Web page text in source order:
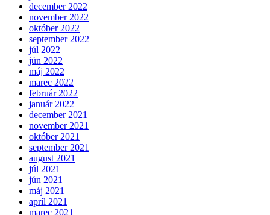
december 2022
november 2022
október 2022
september 2022
júl 2022
jún 2022
máj 2022
marec 2022
február 2022
január 2022
december 2021
november 2021
október 2021
september 2021
august 2021
júl 2021
jún 2021
máj 2021
apríl 2021
marec 2021